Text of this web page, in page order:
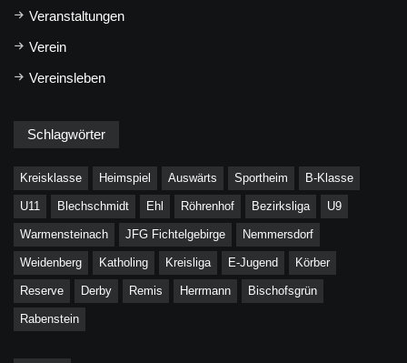
Veranstaltungen
Verein
Vereinsleben
Schlagwörter
Kreisklasse Heimspiel Auswärts Sportheim B-Klasse
U11 Blechschmidt Ehl Röhrenhof Bezirksliga U9
Warmensteinach JFG Fichtelgebirge Nemmersdorf
Weidenberg Katholing Kreisliga E-Jugend Körber
Reserve Derby Remis Herrmann Bischofsgrün
Rabenstein